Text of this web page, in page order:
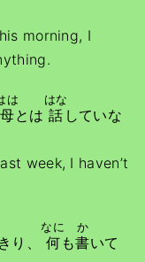
morning, I
母
は
とは話
はな
していな
week, I haven’t
り、 何
なに
も書
か
いて